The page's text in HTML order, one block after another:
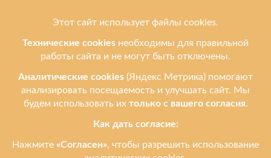
О нас
Мы ремонтируем
Ремонтируем бренды